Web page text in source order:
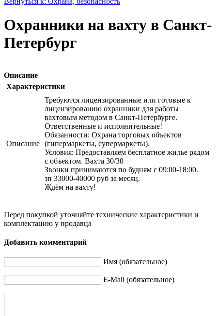
Охранники на вахту в Санкт-
Петербург
Описание
Характеристики
Описание
Требуются лицензированные или готовые к
лицензированию охранники для работы
вахтовым методом в Санкт-Петербурге.
Ответственные и исполнительные!
Обязанности: Охрана торговых объектов
(гипермаркеты, супермаркеты).
Условия: Предоставляем бесплатное жилье рядом
с объектом. Вахта 30/30
Звонки принимаются по будням с 09:00-18:00.
зп 33000-40000 руб за месяц.
Ждём на вахту!
Перед покупкой уточняйте технические характеристики и
комплектацию у продавца
Добавить комментарий
Имя (обязательное)
E-Mail (обязательное)